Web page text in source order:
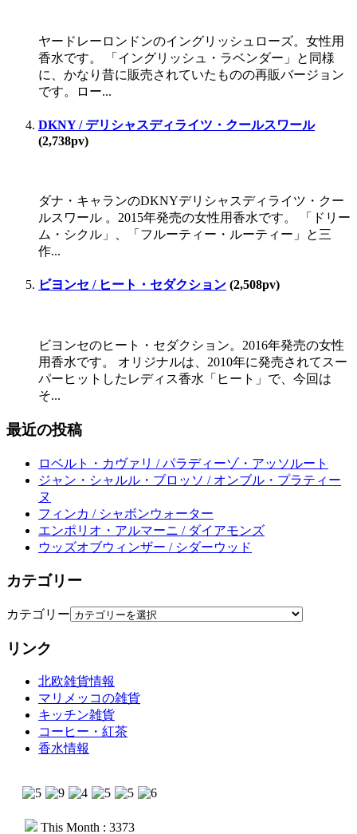
ヤードレーロンドンのイングリッシュローズ。女性用
香水です。 「イングリッシュ・ラベンダー」と同様
に、かなり昔に販売されていたものの再販バージョン
です。ロー...
DKNY / デリシャスディライツ・クールスワール
(2,738pv)
ダナ・キャランのDKNYデリシャスディライツ・クー
ルスワール 。2015年発売の女性用香水です。 「ドリー
ム・シクル」、「フルーティー・ルーティー」と三
作...
ビヨンセ / ヒート・セダクション (2,508pv)
ビヨンセのヒート・セダクション。2016年発売の女性
用香水です。 オリジナルは、2010年に発売されてスー
パーヒットしたレディス香水「ヒート」で、今回は
そ...
最近の投稿
ロベルト・カヴァリ / パラディーゾ・アッソルート
ジャン・シャルル・ブロッソ / オンブル・プラティー
ヌ
フィンカ / シャボンウォーター
エンポリオ・アルマーニ / ダイアモンズ
ウッズオブウィンザー / シダーウッド
カテゴリー
カテゴリー
リンク
北欧雑貨情報
マリメッコの雑貨
キッチン雑貨
コーヒー・紅茶
香水情報
This Month : 3373